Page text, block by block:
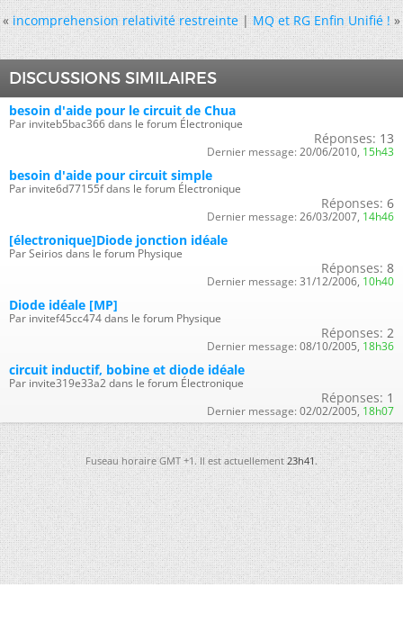
« incomprehension relativité restreinte|MQ et RG Enfin Unifié ! »
DISCUSSIONS SIMILAIRES
besoin d'aide pour le circuit de Chua
Par inviteb5bac366 dans le forum Électronique
Réponses: 13
Dernier message: 20/06/2010, 15h43
besoin d'aide pour circuit simple
Par invite6d77155f dans le forum Électronique
Réponses: 6
Dernier message: 26/03/2007, 14h46
[électronique]Diode jonction idéale
Par Seirios dans le forum Physique
Réponses: 8
Dernier message: 31/12/2006, 10h40
Diode idéale [MP]
Par invitef45cc474 dans le forum Physique
Réponses: 2
Dernier message: 08/10/2005, 18h36
circuit inductif, bobine et diode idéale
Par invite319e33a2 dans le forum Électronique
Réponses: 1
Dernier message: 02/02/2005, 18h07
Fuseau horaire GMT +1. Il est actuellement23h41.